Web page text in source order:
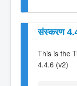
संस्करण
This is the
4.4.6 (v2)